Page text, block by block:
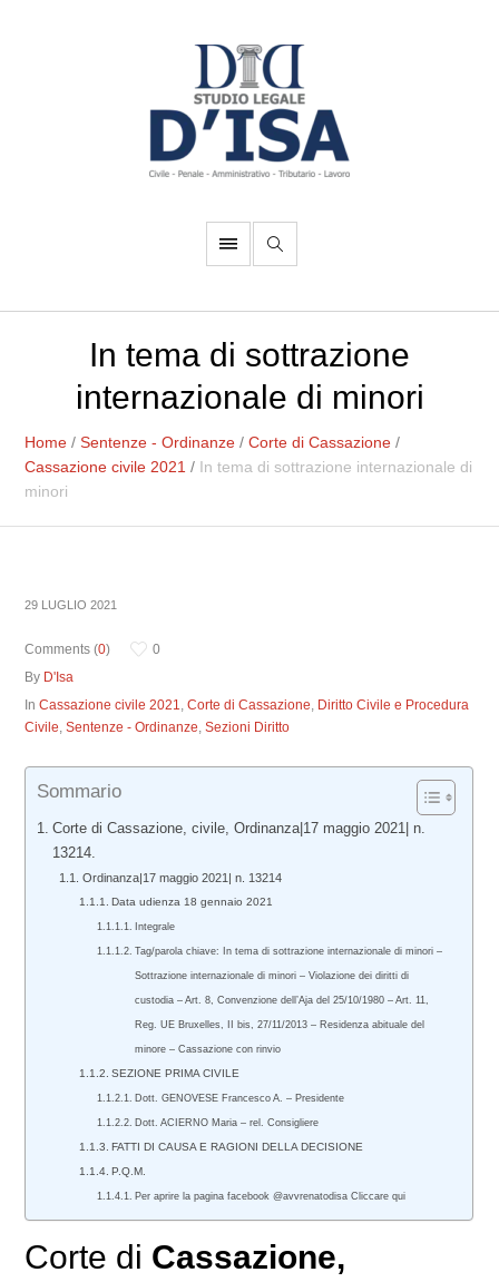
In tema di sottrazione
internazionale di minori
Home /Sentenze - Ordinanze /Corte di Cassazione /
Cassazione civile 2021 / In tema di sottrazione internazionale di
minori
29 LUGLIO 2021
Comments (0)
0
By D'Isa
InCassazione civile 2021,Corte di Cassazione, Diritto Civile e Procedura
Civile,Sentenze - Ordinanze,Sezioni Diritto
Sommario
Corte di Cassazione, civile, Ordinanza|17 maggio 2021| n.
13214.
Ordinanza|17 maggio 2021| n. 13214
Data udienza 18 gennaio 2021
Integrale
Tag/parola chiave: In tema di sottrazione internazionale di minori –
Sottrazione internazionale di minori – Violazione dei diritti di
custodia – Art. 8, Convenzione dell’Aja del 25/10/1980 – Art. 11,
Reg. UE Bruxelles, II bis, 27/11/2013 – Residenza abituale del
minore – Cassazione con rinvio
SEZIONE PRIMA CIVILE
Dott. GENOVESE Francesco A. – Presidente
Dott. ACIERNO Maria – rel. Consigliere
FATTI DI CAUSA E RAGIONI DELLA DECISIONE
P.Q.M.
Per aprire la pagina facebook @avvrenatodisa Cliccare qui
Corte di Cassazione,